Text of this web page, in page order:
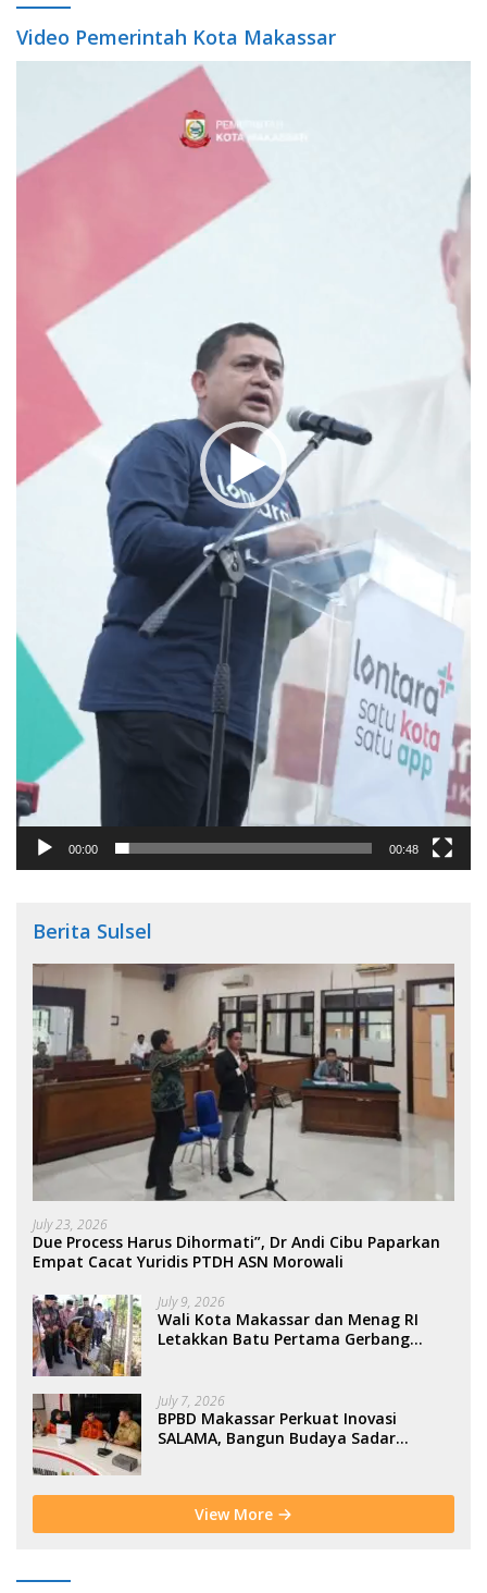
Video Pemerintah Kota Makassar
00:00 00:48
Berita Sulsel
July 23, 2026
Due Process Harus Dihormati”, Dr Andi Cibu Paparkan
Empat Cacat Yuridis PTDH ASN Morowali
July 9, 2026
Wali Kota Makassar dan Menag RI
Letakkan Batu Pertama Gerbang
July 7, 2026
BPBD Makassar Perkuat Inovasi
SALAMA, Bangun Budaya Sadar
View More